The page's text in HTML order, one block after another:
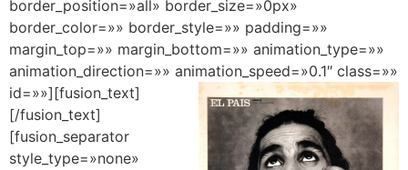
border_position=»all» border_size=»0px»
border_color=»» border_style=»» padding=»»
margin_top=»» margin_bottom=»» animation_type=»»
animation_direction=»» animation_speed=»0.1″ class=»»
id=»»][fusion_text]
[/fusion_text]
[fusion_separator
style_type=»none»